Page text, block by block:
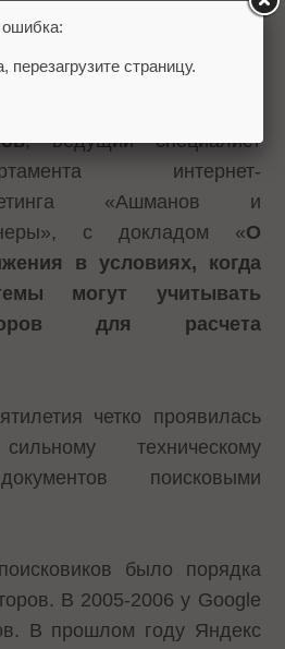
консалтинговых
, ведущий специалист
интернет-
«Ашманов и
с докладом «О
в условиях, когда
могут учитывать
для расчета
четко проявилась
техническому
поисковыми
было порядка
В 2005-2006 у Google
В прошлом году Яндекс
перезагрузите страницу.